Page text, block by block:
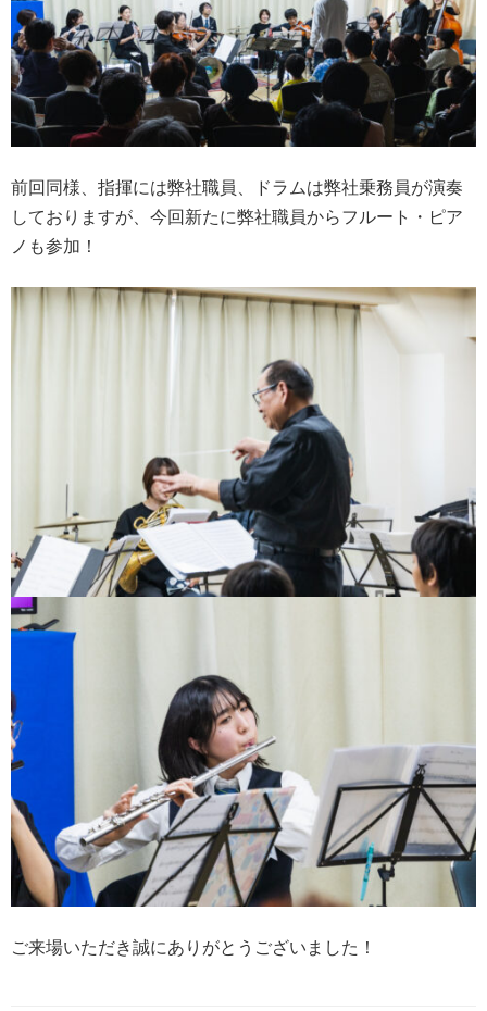
前回同様、指揮には弊社職員、ドラムは弊社乗務員が演奏
しておりますが、今回新たに弊社職員からフルート・ピア
ノも参加！
ご来場いただき誠にありがとうございました！